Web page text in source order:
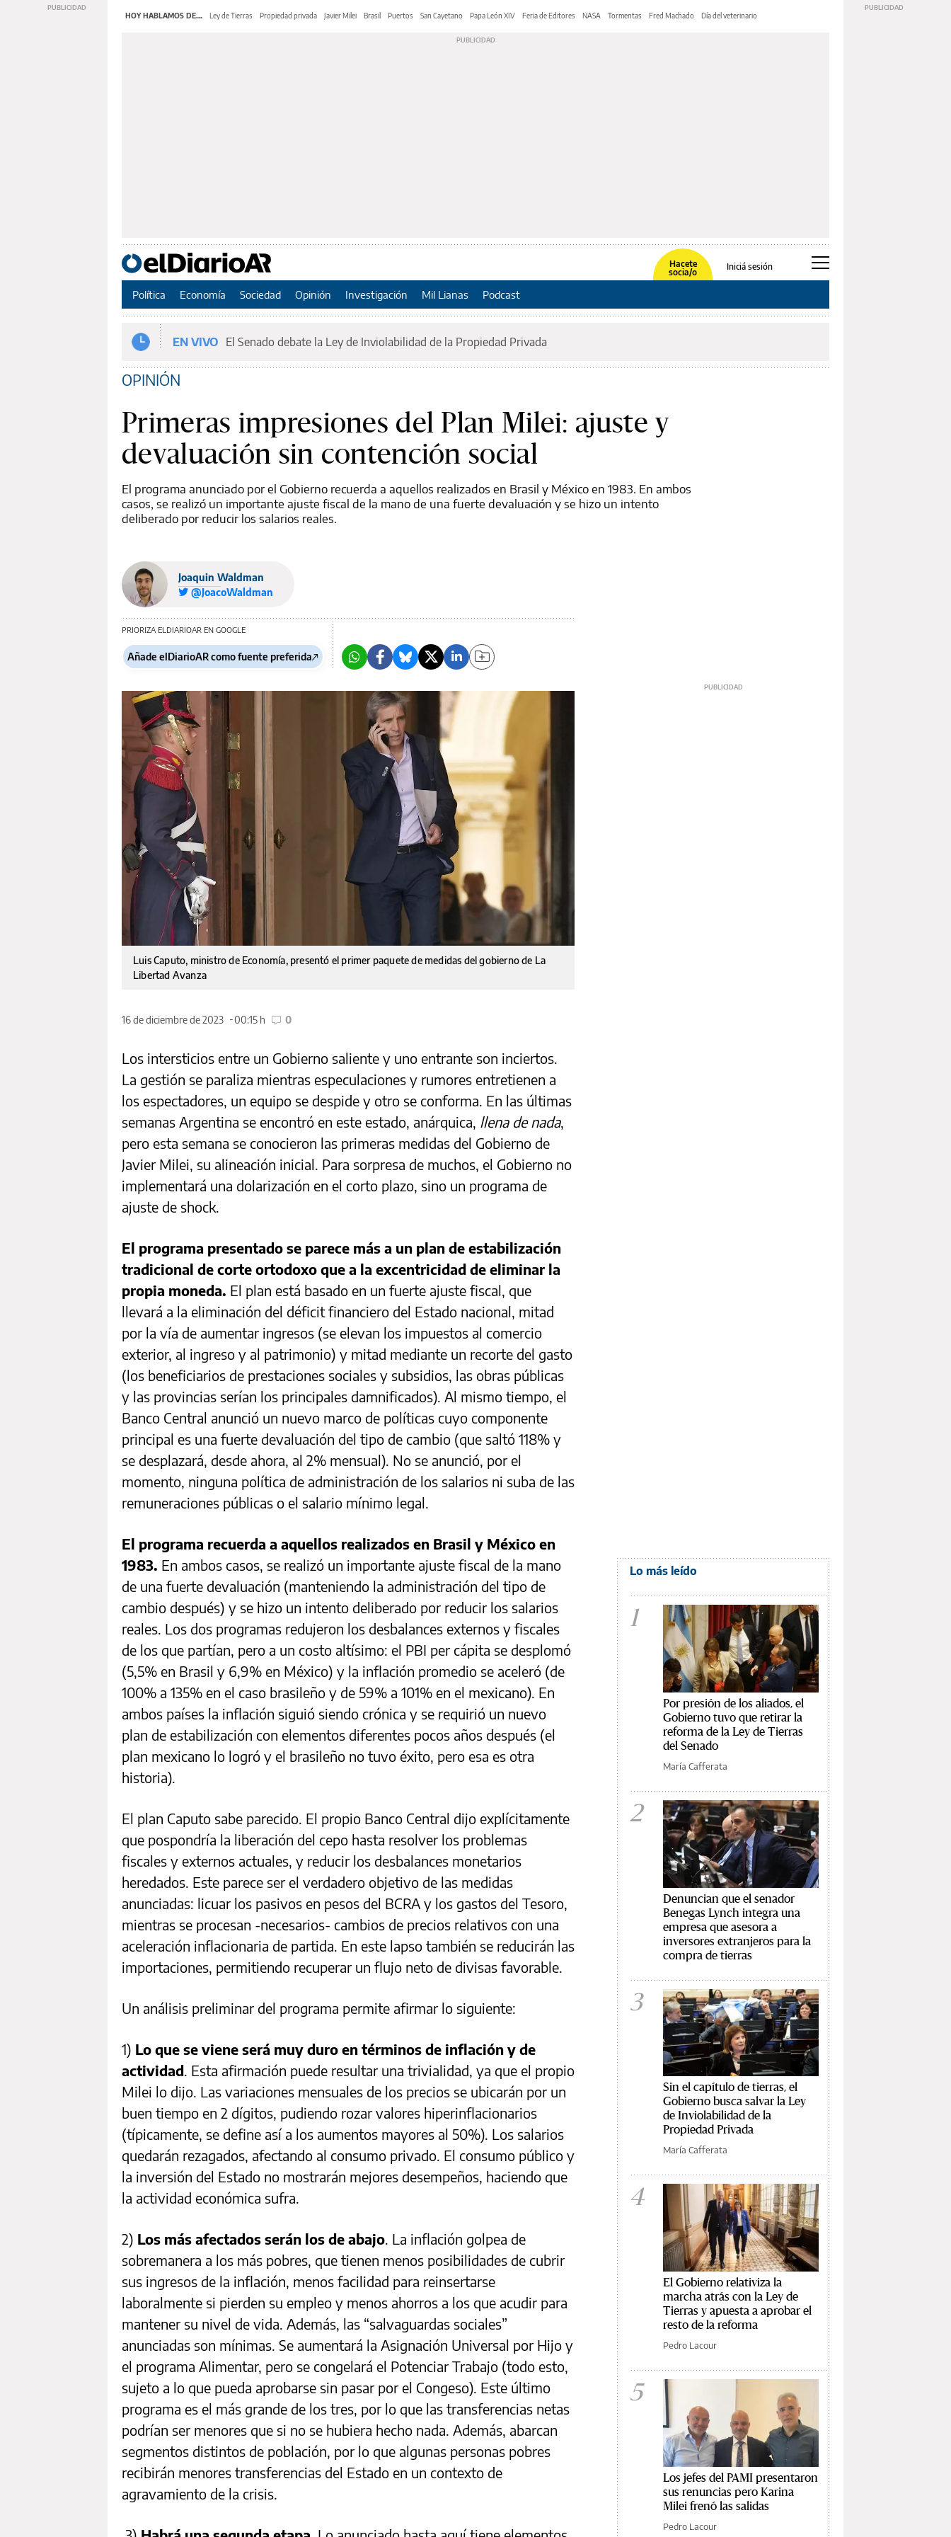
HOY HABLAMOS DE... Ley de Tierras Propiedad privada Javier Milei Brasil Puertos San Cayetano Papa León XIV Feria de Editores NASA Tormentas Fred Machado Día del veterinario
Hacete
socia/o
Iniciá sesión
Política Economía Sociedad Opinión Investigación Mil Lianas Podcast
EN VIVO El Senado debate la Ley de Inviolabilidad de la Propiedad Privada
OPINIÓN
Primeras impresiones del Plan Milei: ajuste y
devaluación sin contención social
El programa anunciado por el Gobierno recuerda a aquellos realizados en Brasil y México en 1983. En ambos
casos, se realizó un importante ajuste fiscal de la mano de una fuerte devaluación y se hizo un intento
deliberado por reducir los salarios reales.
Joaquin Waldman
@JoacoWaldman
PRIORIZA ELDIARIOAR EN GOOGLE
Añade elDiarioAR como fuente preferida
Luis Caputo, ministro de Economía, presentó el primer paquete de medidas del gobierno de La
Libertad Avanza
16 de diciembre de 2023 00:15 h 0
Los intersticios entre un Gobierno saliente y uno entrante son inciertos.
La gestión se paraliza mientras especulaciones y rumores entretienen a
los espectadores, un equipo se despide y otro se conforma. En las últimas
semanas Argentina se encontró en este estado, anárquica, llena de nada,
pero esta semana se conocieron las primeras medidas del Gobierno de
Javier Milei, su alineación inicial. Para sorpresa de muchos, el Gobierno no
implementará una dolarización en el corto plazo, sino un programa de
ajuste de shock.
El programa presentado se parece más a un plan de estabilización
tradicional de corte ortodoxo que a la excentricidad de eliminar la
propia moneda. El plan está basado en un fuerte ajuste fiscal, que
llevará a la eliminación del déficit financiero del Estado nacional, mitad
por la vía de aumentar ingresos (se elevan los impuestos al comercio
exterior, al ingreso y al patrimonio) y mitad mediante un recorte del gasto
(los beneficiarios de prestaciones sociales y subsidios, las obras públicas
y las provincias serían los principales damnificados). Al mismo tiempo, el
Banco Central anunció un nuevo marco de políticas cuyo componente
principal es una fuerte devaluación del tipo de cambio (que saltó 118% y
se desplazará, desde ahora, al 2% mensual). No se anunció, por el
momento, ninguna política de administración de los salarios ni suba de las
remuneraciones públicas o el salario mínimo legal.
El programa recuerda a aquellos realizados en Brasil y México en
1983. En ambos casos, se realizó un importante ajuste fiscal de la mano
de una fuerte devaluación (manteniendo la administración del tipo de
cambio después) y se hizo un intento deliberado por reducir los salarios
reales. Los dos programas redujeron los desbalances externos y fiscales
de los que partían, pero a un costo altísimo: el PBI per cápita se desplomó
(5,5% en Brasil y 6,9% en México) y la inflación promedio se aceleró (de
100% a 135% en el caso brasileño y de 59% a 101% en el mexicano). En
ambos países la inflación siguió siendo crónica y se requirió un nuevo
plan de estabilización con elementos diferentes pocos años después (el
plan mexicano lo logró y el brasileño no tuvo éxito, pero esa es otra
historia).
El plan Caputo sabe parecido. El propio Banco Central dijo explícitamente
que pospondría la liberación del cepo hasta resolver los problemas
fiscales y externos actuales, y reducir los desbalances monetarios
heredados. Este parece ser el verdadero objetivo de las medidas
anunciadas: licuar los pasivos en pesos del BCRA y los gastos del Tesoro,
mientras se procesan -necesarios- cambios de precios relativos con una
aceleración inflacionaria de partida. En este lapso también se reducirán las
importaciones, permitiendo recuperar un flujo neto de divisas favorable.
Un análisis preliminar del programa permite afirmar lo siguiente:
1) Lo que se viene será muy duro en términos de inflación y de
actividad. Esta afirmación puede resultar una trivialidad, ya que el propio
Milei lo dijo. Las variaciones mensuales de los precios se ubicarán por un
buen tiempo en 2 dígitos, pudiendo rozar valores hiperinflacionarios
(típicamente, se define así a los aumentos mayores al 50%). Los salarios
quedarán rezagados, afectando al consumo privado. El consumo público y
la inversión del Estado no mostrarán mejores desempeños, haciendo que
la actividad económica sufra.
2) Los más afectados serán los de abajo. La inflación golpea de
sobremanera a los más pobres, que tienen menos posibilidades de cubrir
sus ingresos de la inflación, menos facilidad para reinsertarse
laboralmente si pierden su empleo y menos ahorros a los que acudir para
mantener su nivel de vida. Además, las “salvaguardas sociales”
anunciadas son mínimas. Se aumentará la Asignación Universal por Hijo y
el programa Alimentar, pero se congelará el Potenciar Trabajo (todo esto,
sujeto a lo que pueda aprobarse sin pasar por el Congeso). Este último
programa es el más grande de los tres, por lo que las transferencias netas
podrían ser menores que si no se hubiera hecho nada. Además, abarcan
segmentos distintos de población, por lo que algunas personas pobres
recibirán menores transferencias del Estado en un contexto de
agravamiento de la crisis.
Lo más leído
1
Por presión de los aliados, el
Gobierno tuvo que retirar la
reforma de la Ley de Tierras
del Senado
María Cafferata
2
Denuncian que el senador
Benegas Lynch integra una
empresa que asesora a
inversores extranjeros para la
compra de tierras
3
Sin el capítulo de tierras, el
Gobierno busca salvar la Ley
de Inviolabilidad de la
Propiedad Privada
María Cafferata
4
El Gobierno relativiza la
marcha atrás con la Ley de
Tierras y apuesta a aprobar el
resto de la reforma
Pedro Lacour
5
Los jefes del PAMI presentaron
sus renuncias pero Karina
Milei frenó las salidas
Pedro Lacour